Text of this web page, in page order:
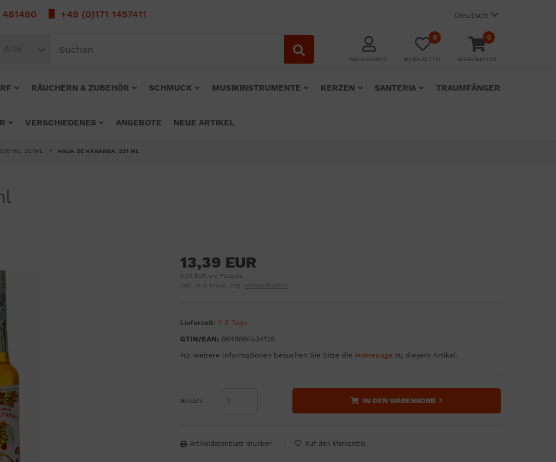
+49 (0)171 1457411 Deutsch
Alle
MEIN KONTO
0
MERKZETTEL
0
WARENKORB
RÄUCHERN & ZUBEHÖR SCHMUCK MUSIKINSTRUMENTE KERZEN SANTERIA TRAUMFÄNGER
VERSCHIEDENES ANGEBOTE NEUE ARTIKEL
ML, 221ML AGUA DE KANANGA, 221 ML
13,39 EUR
6,06 EUR pro Flasche
inkl. 19 % MwSt. zzgl.
Versandkosten
Lieferzeit: 1-3 Tage
GTIN/EAN: 0648865534126
Für weitere Informationen besuchen Sie bitte die Homepage zu diesem Artikel.
Anzahl IN DEN WARENKORB
Artikeldatenblatt drucken